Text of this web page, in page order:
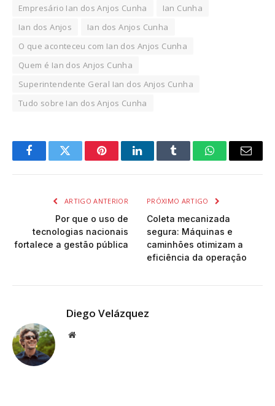
Empresário Ian dos Anjos Cunha
Ian Cunha
Ian dos Anjos
Ian dos Anjos Cunha
O que aconteceu com Ian dos Anjos Cunha
Quem é Ian dos Anjos Cunha
Superintendente Geral Ian dos Anjos Cunha
Tudo sobre Ian dos Anjos Cunha
FacebookTwitter PinterestLinkedInTumblr WhatsAppEmail
ARTIGO ANTERIOR
Por que o uso de
tecnologias nacionais
fortalece a gestão pública
PRÓXIMO ARTIGO
Coleta mecanizada
segura: Máquinas e
caminhões otimizam a
eficiência da operação
Diego Velázquez
Website